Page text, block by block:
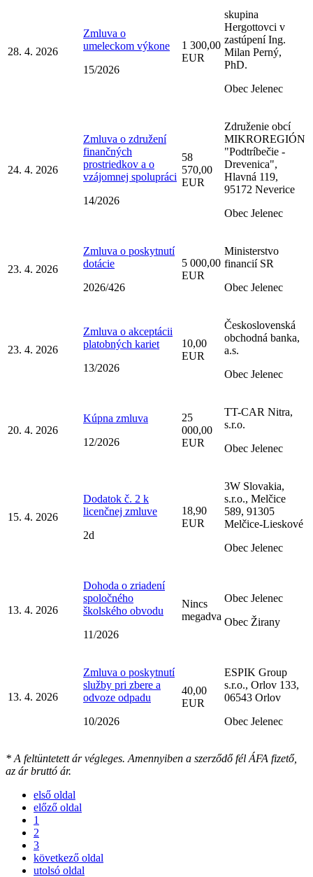
28. 4. 2026
Zmluva o
umeleckom výkone
15/2026
1 300,00
EUR
skupina
Hergottovci v
zastúpení Ing.
Milan Perný,
PhD.
Obec Jelenec
24. 4. 2026
Zmluva o združení
finančných
prostriedkov a o
vzájomnej spolupráci
14/2026
58
570,00
EUR
Združenie obcí
MIKROREGIÓN
"Podtríbečie -
Drevenica",
Hlavná 119,
95172 Neverice
Obec Jelenec
23. 4. 2026
Zmluva o poskytnutí
dotácie
2026/426
5 000,00
EUR
Ministerstvo
financií SR
Obec Jelenec
23. 4. 2026
Zmluva o akceptácii
platobných kariet
13/2026
10,00
EUR
Československá
obchodná banka,
a.s.
Obec Jelenec
20. 4. 2026
Kúpna zmluva
12/2026
25
000,00
EUR
TT-CAR Nitra,
s.r.o.
Obec Jelenec
15. 4. 2026
Dodatok č. 2 k
licenčnej zmluve
2d
18,90
EUR
3W Slovakia,
s.r.o., Melčice
589, 91305
Melčice-Lieskové
Obec Jelenec
13. 4. 2026
Dohoda o zriadení
spoločného
školského obvodu
11/2026
Nincs
megadva
Obec Jelenec
Obec Žirany
13. 4. 2026
Zmluva o poskytnutí
služby pri zbere a
odvoze odpadu
10/2026
40,00
EUR
ESPIK Group
s.r.o., Orlov 133,
06543 Orlov
Obec Jelenec
* A feltüntetett ár végleges. Amennyiben a szerződő fél ÁFA fizető,
az ár bruttó ár.
első oldal
előző oldal
1
2
3
következő oldal
utolsó oldal